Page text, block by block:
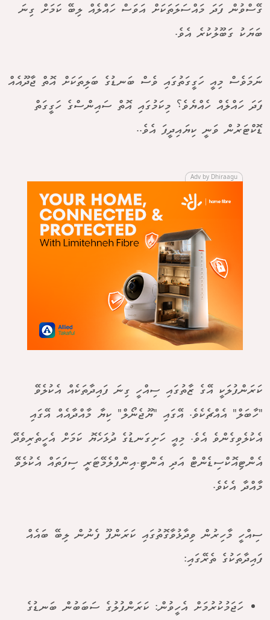
ގޭސްވުން ފަދަ މައްސަލަތަކަށް އަވަސް ހައްލެއް ލިބޭ ކަމަށް ގިނަ
ބަޔަކު ގަބޫލުކުރެ އެވެ.
ނަމަވެސް މިއީ ހަގީގަތުގައި ވެސް ބަނޑުގެ ބަލިތަކަށް އޮތް ޖާދޫއެއް
ފަދަ ހައްލެއް ހެއްޔެވެ؟ މިކަމުގައި އޮތް ސައިންސްގެ ހަގީގަތް
ޑޮކްޓަރުން ވަނީ ކިޔައިދީފަ އެވެ..
Adv by Dhiraagu
ކަރަންފުލަކީ އޭގެ ޒާތުގައި ސިއްހީ ގިނަ ފައިދާތަކެއް އެކުލެވޭ
"ހާބަލް" އެއްޗެކެވެ. އޭގައި "ޔޫޖެނޯލް" ކިޔާ މާއްދާއެއް އޭގައި
އެކުލެވިގެންވެ އެވެ. މިއީ ހަށިގަނޑުގެ ދުޅަހެޔޮ ކަމަށް އެހީތެރިވެދޭ
އެންޓިއޮކްސިޑެންޓް އަދި އެންޓި-އިންފްލެމޭޓަރީ ސިފަތައް އެކުލެވޭ
މާއްދާ އެކެވެ.
ސިއްހީ މާހިރުން ވިދާޅުވާގޮތުގައި ކަރަންފޫ ފެނުން ލިބޭ ބައެއް
ފައިދާތަކުގެ ތެރޭގައި:
ހަޖަމުކުރުމަށް އެހީވުން: ކަރަންފުލުގެ ސަބަބުން ބަނޑުގެ